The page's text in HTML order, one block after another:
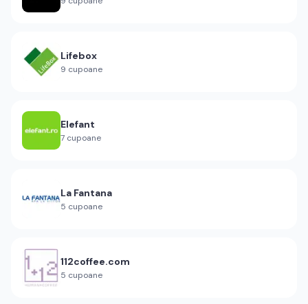
Lifebox
9 cupoane
Elefant
7 cupoane
La Fantana
5 cupoane
112coffee.com
5 cupoane